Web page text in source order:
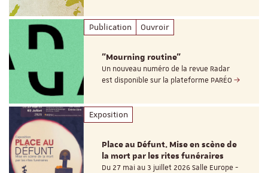
Publication Ouvroir
"Mourning routine"
Un nouveau numéro de la revue Radar
est disponible sur la plateforme PARÉO
Exposition
Place au Défunt. Mise en scène de
la mort par les rites funéraires
Du 27 mai au 3 juillet 2026 Salle Europe -